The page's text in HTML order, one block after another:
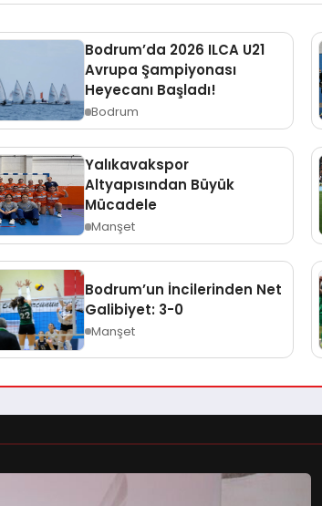
Bodrum’da 2026 ILCA U21
Avrupa Şampiyonası
Heyecanı Başladı!
Bodrum
Yalıkavakspor
Altyapısından Büyük
Mücadele
Manşet
Bodrum’un İncilerinden Net
Galibiyet: 3-0
Manşet